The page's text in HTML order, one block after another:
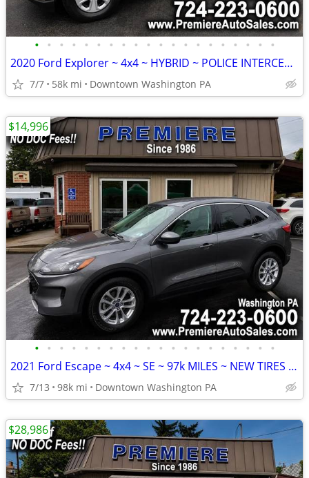
• • • • • • • • • • • • • • • • • • • •
2020 Ford Explorer ~ 4x4 ~ HYBRID ~ POLICE INTERCEPTOR ~ 58k MILES
7/7 58k mi Downtown Washington PA
• • • • • • • • • • • • • • • • • • • •
2021 Ford Escape ~ 4x4 ~ SE ~ 97k MILES ~ NEW TIRES ~ FINANCING Avail
7/13 98k mi Downtown Washington PA
$14,996
$28,986